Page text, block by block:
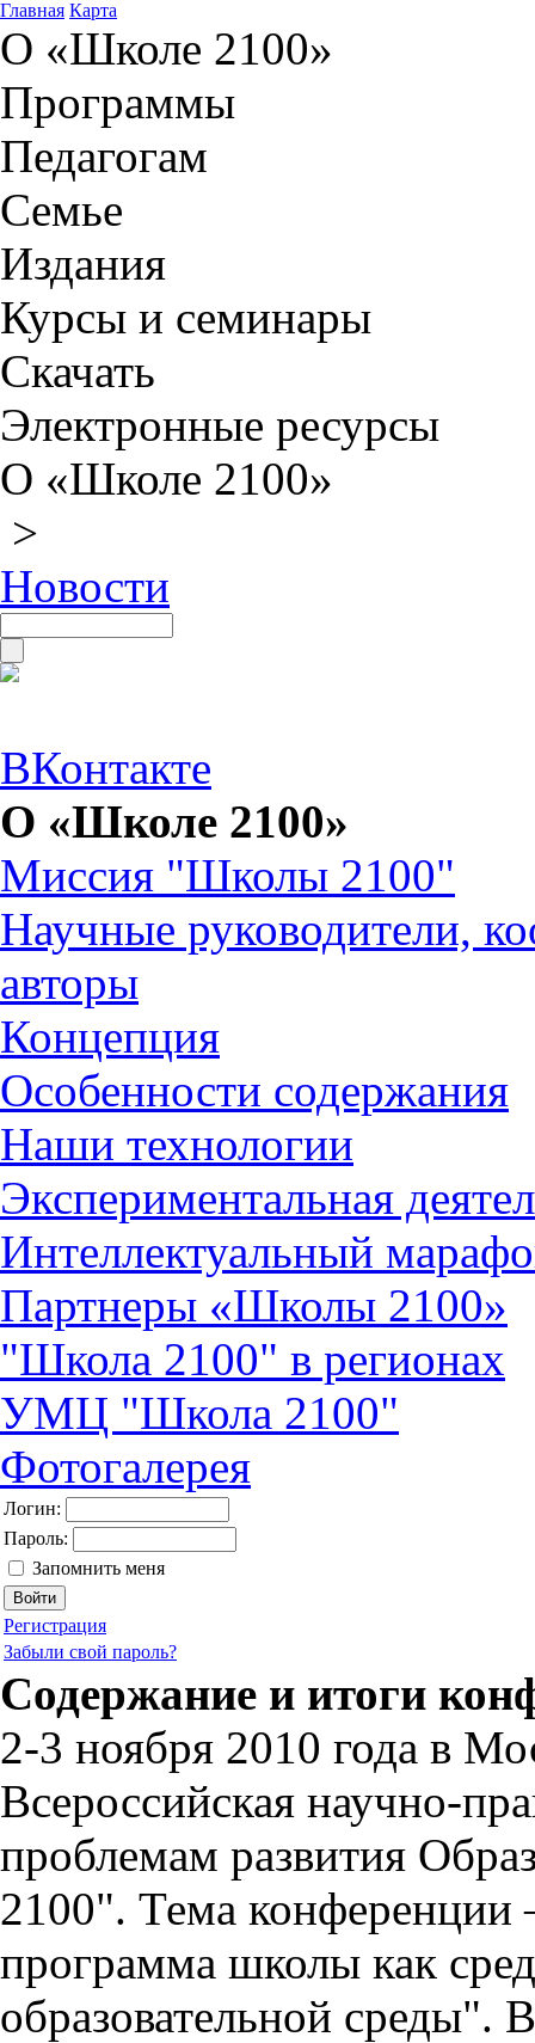
Главная Карта
О «Школе 2100»
Программы
Педагогам
Семье
Издания
Курсы и семинары
Скачать
Электронные ресурсы
О «Школе 2100»
>
Новости
ВКонтакте
О «Школе 2100»
Миссия "Школы 2100"
Научные руководители,
авторы
Концепция
Особенности содержания
Наши технологии
Экспериментальная
Интеллектуальный
Партнеры «Школы 2100»
"Школа 2100" в регионах
УМЦ "Школа 2100"
Фотогалерея
Логин:
Пароль:
Запомнить меня
Регистрация
Забыли свой пароль?
Содержание и итоги
2-3 ноября 2010 года в
Всероссийская научно-
проблемам развития
2100". Тема конференции
программа школы как
образовательной среды".